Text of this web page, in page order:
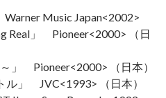
Music Japan<2002>
Real」 Pioneer<2000> （日
」 Pioneer<2000> （日本）
」 JVC<1993> （日本）